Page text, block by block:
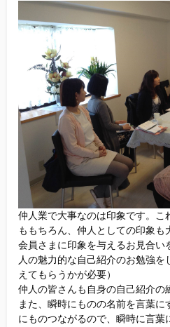
会社概要
一般のよくある質問
相談室からのよくある質問
仲人業で大事なのは印象です。こ
ももちろん、仲人としての印象も
会員さまに印象を与えるお見合い
人の魅力的な自己紹介のお勉強
えてもらうかが必要）
仲人の皆さんも自身の自己紹介の
また、瞬時にものの名前を言葉
にものつながるので、瞬時に言葉